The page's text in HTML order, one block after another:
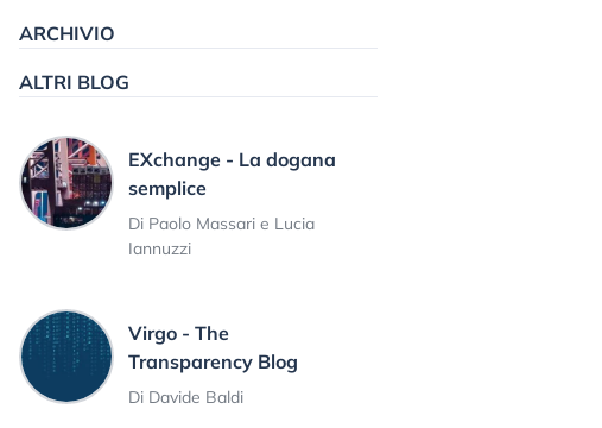
ARCHIVIO
ALTRI BLOG
EXchange - La dogana
semplice
Di Paolo Massari e Lucia
Iannuzzi
Virgo - The
Transparency Blog
Di Davide Baldi